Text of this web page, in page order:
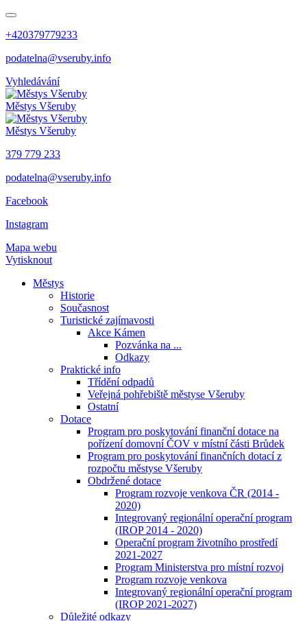
+420379779233
podatelna@vseruby.info
Vyhledávání
Městys Všeruby
Městys Všeruby
379 779 233
podatelna@vseruby.info
Facebook
Instagram
Mapa webu
Vytisknout
Městys
Historie
Současnost
Turistické zajímavosti
Akce Kámen
Pozvánka na ...
Odkazy
Praktické info
Třídění odpadů
Veřejná pohřebiště městyse Všeruby
Ostatní
Dotace
Program pro poskytování finanční dotace na
pořízení domovní ČOV v místní části Brůdek
Program pro poskytování finančních dotací z
rozpočtu městyse Všeruby
Obdržené dotace
Program rozvoje venkova ČR (2014 -
2020)
Integrovaný regionální operační program
(IROP 2014 - 2020)
Operační program životního prostředí
2021-2027
Program Ministerstva pro místní rozvoj
Program rozvoje venkova
Integrovaný regionální operační program
(IROP 2021-2027)
Důležité odkazy